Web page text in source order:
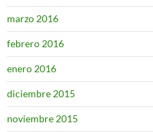
marzo 2016
febrero 2016
enero 2016
diciembre 2015
noviembre 2015